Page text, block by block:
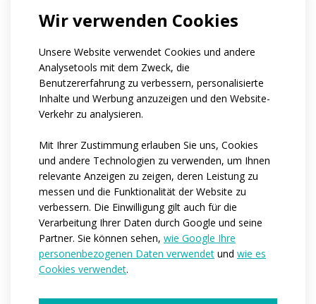
Wir verwenden Cookies
Unsere Website verwendet Cookies und andere
Analysetools mit dem Zweck, die
Benutzererfahrung zu verbessern, personalisierte
Inhalte und Werbung anzuzeigen und den Website-
Verkehr zu analysieren.
Mit Ihrer Zustimmung erlauben Sie uns, Cookies
und andere Technologien zu verwenden, um Ihnen
relevante Anzeigen zu zeigen, deren Leistung zu
messen und die Funktionalität der Website zu
verbessern. Die Einwilligung gilt auch für die
Verarbeitung Ihrer Daten durch Google und seine
Partner. Sie können sehen, wie Google Ihre
personenbezogenen Daten verwendet und wie es
Cookies verwendet.
None of the above
If you belong to a club, can you tell us its
name?
Wie viele Personen sind es ungefähr, für die
wir die Kleidung produzieren würden?*
1-4 5-10 11-50
mehr als 50
Hunderte von Stücken
Wann würden Sie brauchen, dass wir mit der
Produktion beginnen?*
Sofort
Innerhalb der nächsten 3-6 Monate
Ich habe noch keine Vorstellung
Would you like to tell us more details?